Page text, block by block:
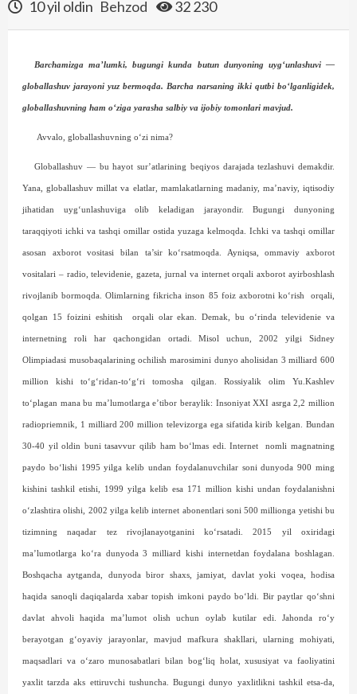
10 yil oldin Behzod 32 230
Barchamizga ma’lumki, bugungi kunda butun dunyoning uyg‘unlashuvi —
globallashuv jarayoni yuz bermoqda. Barcha narsaning ikki qutbi bo‘lganligidek,
globallashuvning ham o‘ziga yarasha salbiy va ijobiy tomonlari mavjud.
Avvalo, globallashuvning o‘zi nima?
Globallashuv — bu hayot sur’atlarining beqiyos darajada tezlashuvi demakdir.
Yana, globallashuv millat va elatlar, mamlakatlarning madaniy, ma’naviy, iqtisodiy
jihatidan uyg‘unlashuviga olib keladigan jarayondir. Bugungi dunyoning
taraqqiyoti ichki va tashqi omillar ostida yuzaga kelmoqda. Ichki va tashqi omillar
asosan axborot vositasi bilan ta’sir ko‘rsatmoqda. Ayniqsa, ommaviy axborot
vositalari – radio, televidenie, gazeta, jurnal va internet orqali axborot ayirboshlash
rivojlanib bormoqda. Olimlarning fikricha inson 85 foiz axborotni ko‘rish orqali,
qolgan 15 foizini eshitish orqali olar ekan. Demak, bu o‘rinda televidenie va
internetning roli har qachongidan ortadi. Misol uchun, 2002 yilgi Sidney
Olimpiadasi musobaqalarining ochilish marosimini dunyo aholisidan 3 milliard 600
million kishi to‘g‘ridan-to‘g‘ri tomosha qilgan. Rossiyalik olim Yu.Kashlev
to‘plagan mana bu ma’lumotlarga e’tibor beraylik: Insoniyat XXI asrga 2,2 million
radiopriemnik, 1 milliard 200 million televizorga ega sifatida kirib kelgan. Bundan
30-40 yil oldin buni tasavvur qilib ham bo‘lmas edi. Internet nomli magnatning
paydo bo‘lishi 1995 yilga kelib undan foydalanuvchilar soni dunyoda 900 ming
kishini tashkil etishi, 1999 yilga kelib esa 171 million kishi undan foydalanishni
o‘zlashtira olishi, 2002 yilga kelib internet abonentlari soni 500 millionga yetishi bu
tizimning naqadar tez rivojlanayotganini ko‘rsatadi. 2015 yil oxiridagi
ma’lumotlarga ko‘ra dunyoda 3 milliard kishi internetdan foydalana boshlagan.
Boshqacha aytganda, dunyoda biror shaxs, jamiyat, davlat yoki voqea, hodisa
haqida sanoqli daqiqalarda xabar topish imkoni paydo bo‘ldi. Bir paytlar qo‘shni
davlat ahvoli haqida ma’lumot olish uchun oylab kutilar edi. Jahonda ro‘y
berayotgan g‘oyaviy jarayonlar, mavjud mafkura shakllari, ularning mohiyati,
maqsadlari va o‘zaro munosabatlari bilan bog‘liq holat, xususiyat va faoliyatini
yaxlit tarzda aks ettiruvchi tushuncha. Bugungi dunyo yaxlitlikni tashkil etsa-da,